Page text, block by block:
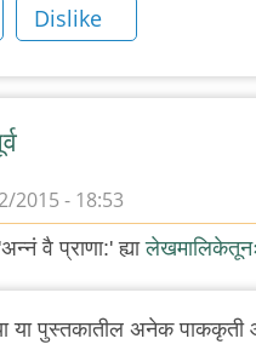
Dislike
2015 - 18:53
वै प्राणा:' ह्यालेखमालिकेतूनः
या पुस्तकातील अनेक पाककृती